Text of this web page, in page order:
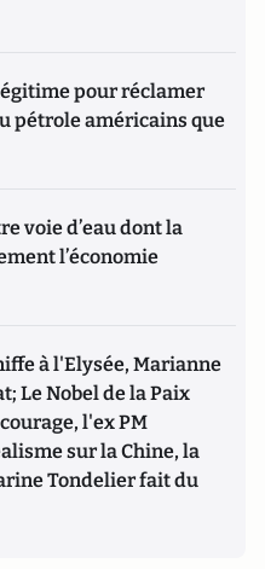
pour réclamer
pétrole américains que
voie d’eau dont la
l’économie
à l'Elysée, Marianne
Le Nobel de la Paix
l'ex PM
sur la Chine, la
Tondelier fait du